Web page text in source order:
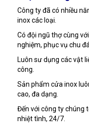
Công ty đã có nhiều
inox các loại.
Có đội ngũ thợ cùng
nghiệm, phục vụ chu
Luôn sư dụng các vật
công.
Sản phẩm cửa inox
cao, đa dạng.
Đến với công ty chúng
nhiệt tình, 24/7.